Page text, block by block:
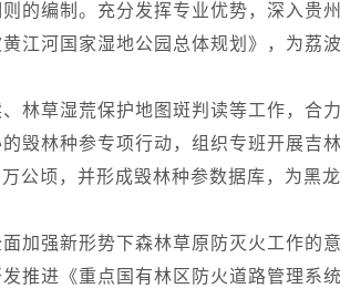
的编制。充分发挥专业优势，深入贵
江河国家湿地公园总体规划》，为荔
林草湿荒保护地图斑判读等工作，合
毁林种参专项行动，组织专班开展吉
公顷，并形成毁林种参数据库，为黑
加强新形势下森林草原防灭火工作的
推进《重点国有林区防火道路管理系